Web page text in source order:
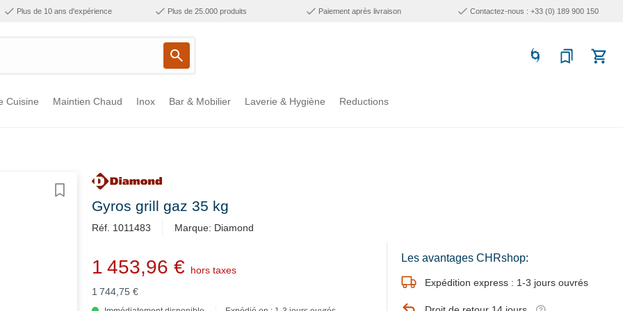
Plus de 10 ans d'expérience Plus de 25.000 produits Paiement après livraison Contactez-nous : +33 (0) 189 900 150
Cuisine Maintien Chaud Inox Bar & Mobilier Laverie & Hygiène Reductions
Gyros grill gaz 35 kg
Réf. 1011483 Marque: Diamond
1 453,96 €
hors taxes
1 744,75 €
Les avantages CHRshop:
Expédition express : 1-3 jours ouvrés